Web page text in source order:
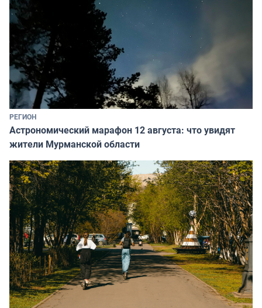
РЕГИОН
Астрономический марафон 12 августа: что увидят
жители Мурманской области